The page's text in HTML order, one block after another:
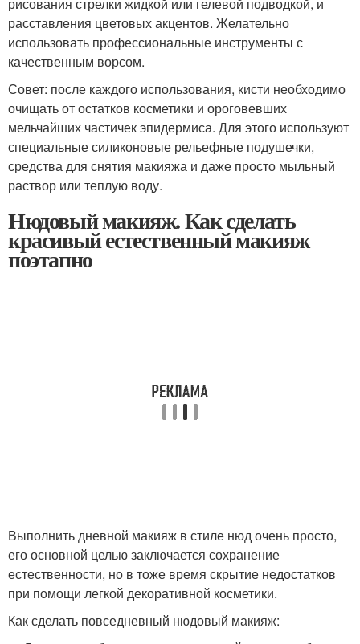
расставления цветовых акцентов. Желательно
использовать профессиональные инструменты с
качественным ворсом.
Совет: после каждого использования, кисти необходимо
очищать от остатков косметики и ороговевших
мельчайших частичек эпидермиса. Для этого используют
специальные силиконовые рельефные подушечки,
средства для снятия макияжа и даже просто мыльный
раствор или теплую воду.
Нюдовый макияж. Как сделать
красивый естественный макияж
поэтапно
Выполнить дневной макияж в стиле нюд очень просто,
его основной целью заключается сохранение
естественности, но в тоже время скрытие недостатков
при помощи легкой декоративной косметики.
Как сделать повседневный нюдовый макияж: